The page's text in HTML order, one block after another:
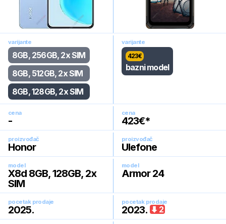
varijante
8GB, 256GB, 2x SIM
8GB, 512GB, 2x SIM
8GB, 128GB, 2x SIM
varijante
423€
bazni model
cena
-
cena
423€*
proizvođač
Honor
proizvođač
Ulefone
model
X8d 8GB, 128GB, 2x
SIM
model
Armor 24
pocetak prodaje
2025.
pocetak prodaje
2023. 2